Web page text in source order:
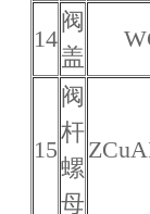
14
阀
盖
15
阀
杆
螺
母